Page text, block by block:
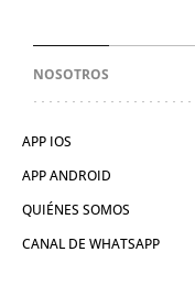
NOSOTROS
APP IOS
APP ANDROID
QUIÉNES SOMOS
CANAL DE WHATSAPP